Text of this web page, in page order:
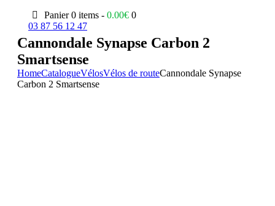
Panier 0 items -0.00€ 0
03 87 56 12 47
Cannondale Synapse Carbon 2
Smartsense
HomeCatalogueVélosVélos de routeCannondale Synapse
Carbon 2 Smartsense